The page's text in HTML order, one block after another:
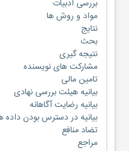
بررسی ادبیات
مواد و روش ها
نتایج
بحث
نتیجه گیری
مشارکت های نویسنده
تامین مالی
بیانیه هیئت بررسی نهادی
بیانیه رضایت آگاهانه
بیانیه در دسترس بودن داده
تضاد منافع
مراجع